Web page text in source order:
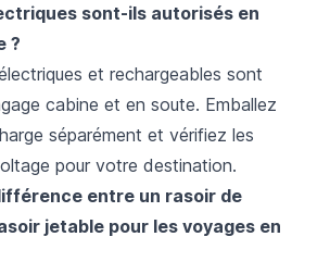
sont-ils autorisés en
?
et rechargeables sont
cabine et en soute. Emballez
séparément et vérifiez les
pour votre destination.
entre un rasoir de
jetable pour les voyages en